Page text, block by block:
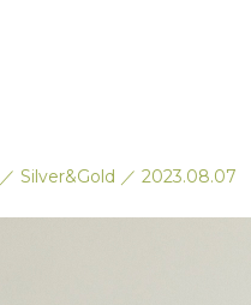
／ Silver&Gold ／ 2023.08.07